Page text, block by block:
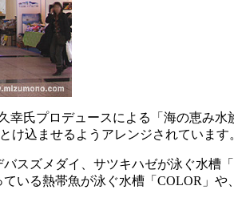
幸氏プロデュースによる「海の恵み
け込ませるようアレンジされています
スズメダイ、サツキハゼが泳ぐ水槽
いる熱帯魚が泳ぐ水槽「COLOR」